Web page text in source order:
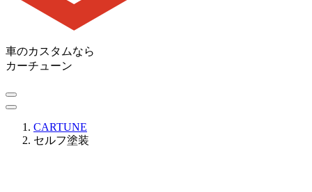
車のカスタムなら
カーチューン
CARTUNE
セルフ塗装